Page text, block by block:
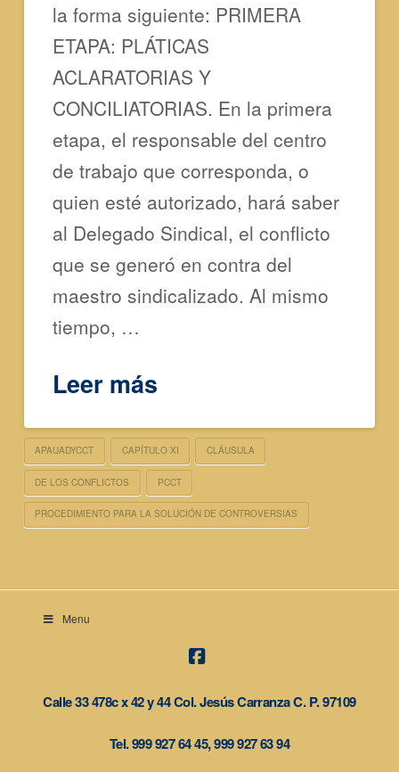
la forma siguiente: PRIMERA
ETAPA: PLÁTICAS
ACLARATORIAS Y
CONCILIATORIAS. En la primera
etapa, el responsable del centro
de trabajo que corresponda, o
quien esté autorizado, hará saber
al Delegado Sindical, el conflicto
que se generó en contra del
maestro sindicalizado. Al mismo
tiempo, …
Leer más
APAUADYCCT CAPÍTULO XI CLÁUSULA
DE LOS CONFLICTOS PCCT
PROCEDIMIENTO PARA LA SOLUCIÓN DE CONTROVERSIAS
Menu
Calle 33 478c x 42 y 44 Col. Jesús Carranza C. P. 97109
Tel. 999 927 64 45, 999 927 63 94